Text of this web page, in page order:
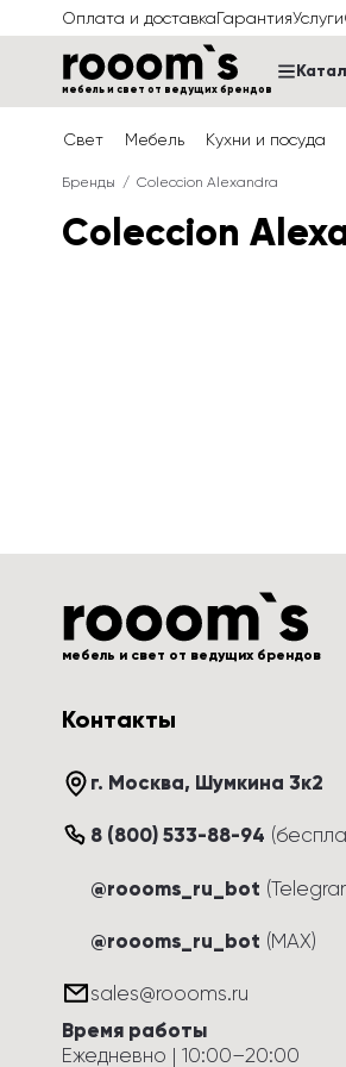
Оплата и доставкаГарантияУслуги
мебель и свет от ведущих брендов
Свет Мебель Кухни и посуда
Бренды Coleccion Alexandra
Coleccion
мебель и свет от ведущих брендов
Контакты
г. Москва, Шумкина 3к2
8 (800) 533-88-94 (
@roooms_ru_bot
@roooms_ru_bot (MAX)
sales@roooms.ru
Время работы
Ежедневно | 10:00–20:00